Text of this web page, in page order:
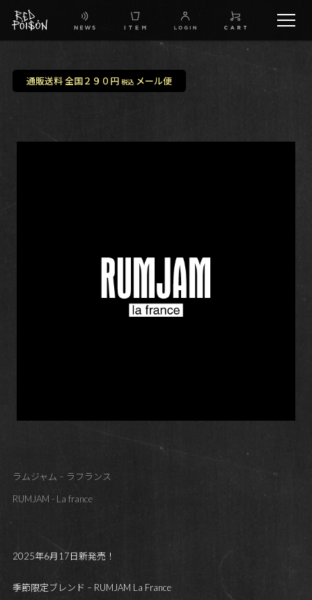
IG
通販送料 全国２９０円 税込メール便
ラムジャム – ラフランス
RUMJAM - La france
2025年6月17日新発売！
季節限定ブレンド – RUMJAM La France